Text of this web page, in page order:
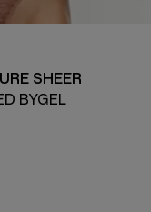
SHEER
BYGEL